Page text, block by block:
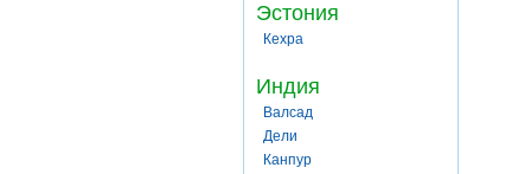
Эстония
Кехра
Индия
Валсад
Дели
Канпур